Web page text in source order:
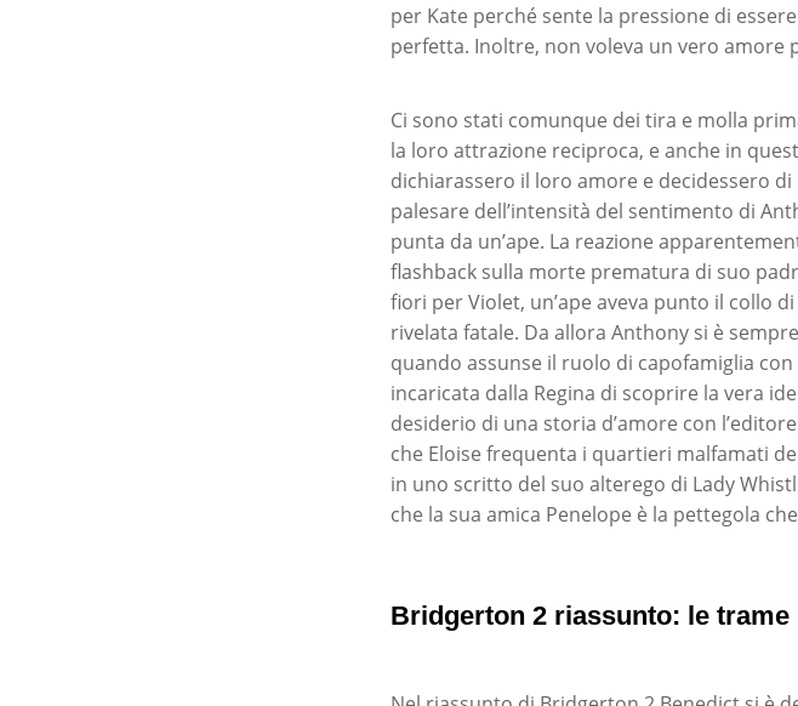
per Kate perché sente la pressione di
perfetta. Inoltre, non voleva un vero amore
Ci sono stati comunque dei tira e molla
la loro attrazione reciproca, e anche in
dichiarassero il loro amore e decidessero
palesare dell’intensità del sentimento di
punta da un’ape. La reazione
flashback sulla morte prematura di suo
fiori per Violet, un’ape aveva punto il collo
rivelata fatale. Da allora Anthony si è
quando assunse il ruolo di capofamiglia
incaricata dalla Regina di scoprire la vera
desiderio di una storia d’amore con
che Eloise frequenta i quartieri malfamati
in uno scritto del suo alterego di Lady
che la sua amica Penelope è la pettegola
Bridgerton 2 riassunto: le trame